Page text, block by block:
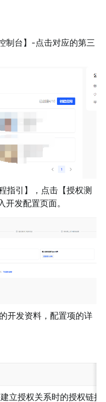
制台】-点击对应的第三
指引】，点击【授权测
发配置页面。
开发资料，配置项的详
立授权关系时的授权链